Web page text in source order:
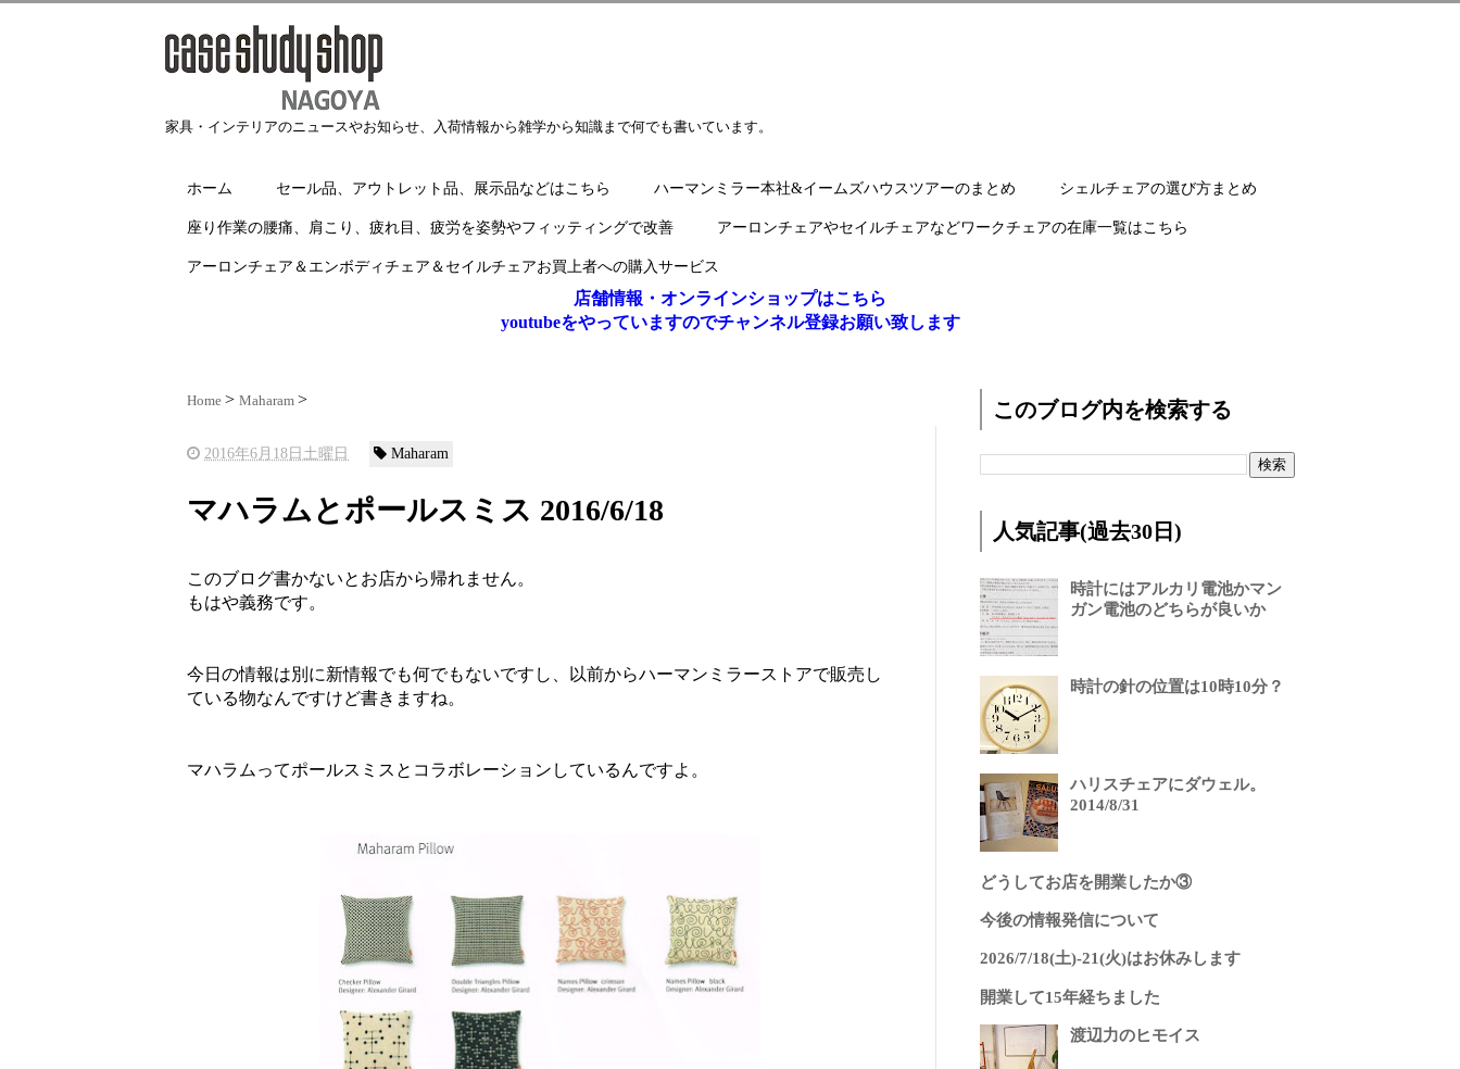
家具・インテリアのニュースやお知らせ、入荷情報から雑学から知識まで何でも書いています。
ホーム セール品、アウトレット品、展示品などはこちら ハーマンミラー本社&イームズハウスツアーのまとめ シェルチェアの選び方まとめ
座り作業の腰痛、肩こり、疲れ目、疲労を姿勢やフィッティングで改善 アーロンチェアやセイルチェアなどワークチェアの在庫一覧はこちら
アーロンチェア＆エンボディチェア＆セイルチェアお買上者への購入サービス
店舗情報・オンラインショップはこちら
youtubeをやっていますのでチャンネル登録お願い致します
Home Maharam
2016年6月18日土曜日 Maharam
マハラムとポールスミス 2016/6/18
このブログ書かないとお店から帰れません。
もはや義務です。
今日の情報は別に新情報でも何でもないですし、以前からハーマンミラーストアで販売し
ている物なんですけど書きますね。
マハラムってポールスミスとコラボレーションしているんですよ。
このブログ内を検索する
人気記事(過去30日)
時計にはアルカリ電池かマン
ガン電池のどちらが良いか
時計の針の位置は10時10分？
ハリスチェアにダウェル。
2014/8/31
どうしてお店を開業したか③
今後の情報発信について
2026/7/18(土)-21(火)はお休みします
開業して15年経ちました
渡辺力のヒモイス